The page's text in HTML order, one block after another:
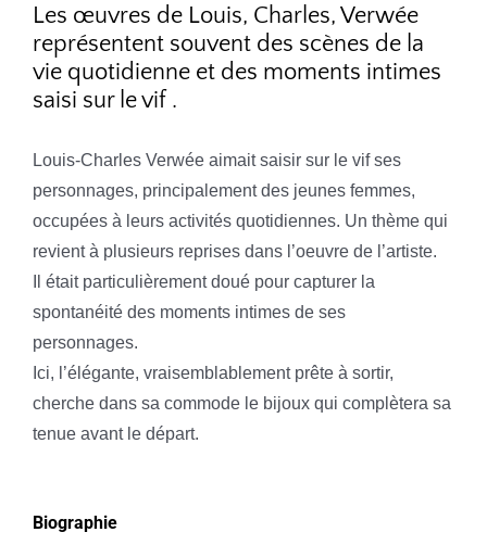
Les œuvres de Louis, Charles, Verwée
représentent souvent des scènes de la
vie quotidienne et des moments intimes
saisi sur le vif .
Louis-Charles Verwée aimait saisir sur le vif ses
personnages, principalement des jeunes femmes,
occupées à leurs activités quotidiennes. Un thème qui
revient à plusieurs reprises dans l’oeuvre de l’artiste.
Il était particulièrement doué pour capturer la
spontanéité des moments intimes de ses
personnages.
Ici, l’élégante, vraisemblablement prête à sortir,
cherche dans sa commode le bijoux qui complètera sa
tenue avant le départ.
Biographie